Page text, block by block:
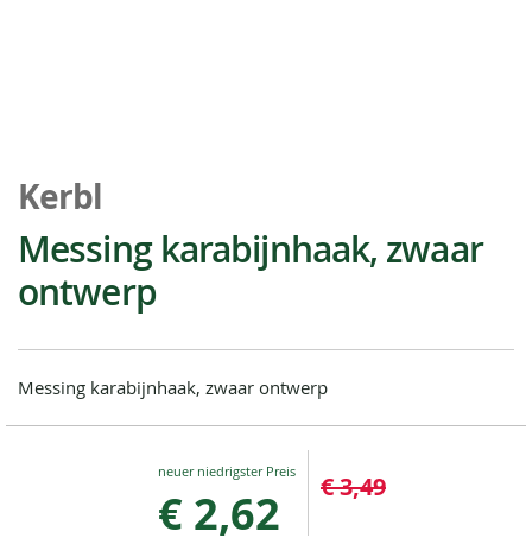
naar
het
begin
van
de
gallerij
Kerbl
Messing karabijnhaak, zwaar
ontwerp
Messing karabijnhaak, zwaar ontwerp
Special
€ 2,62 € 3,49